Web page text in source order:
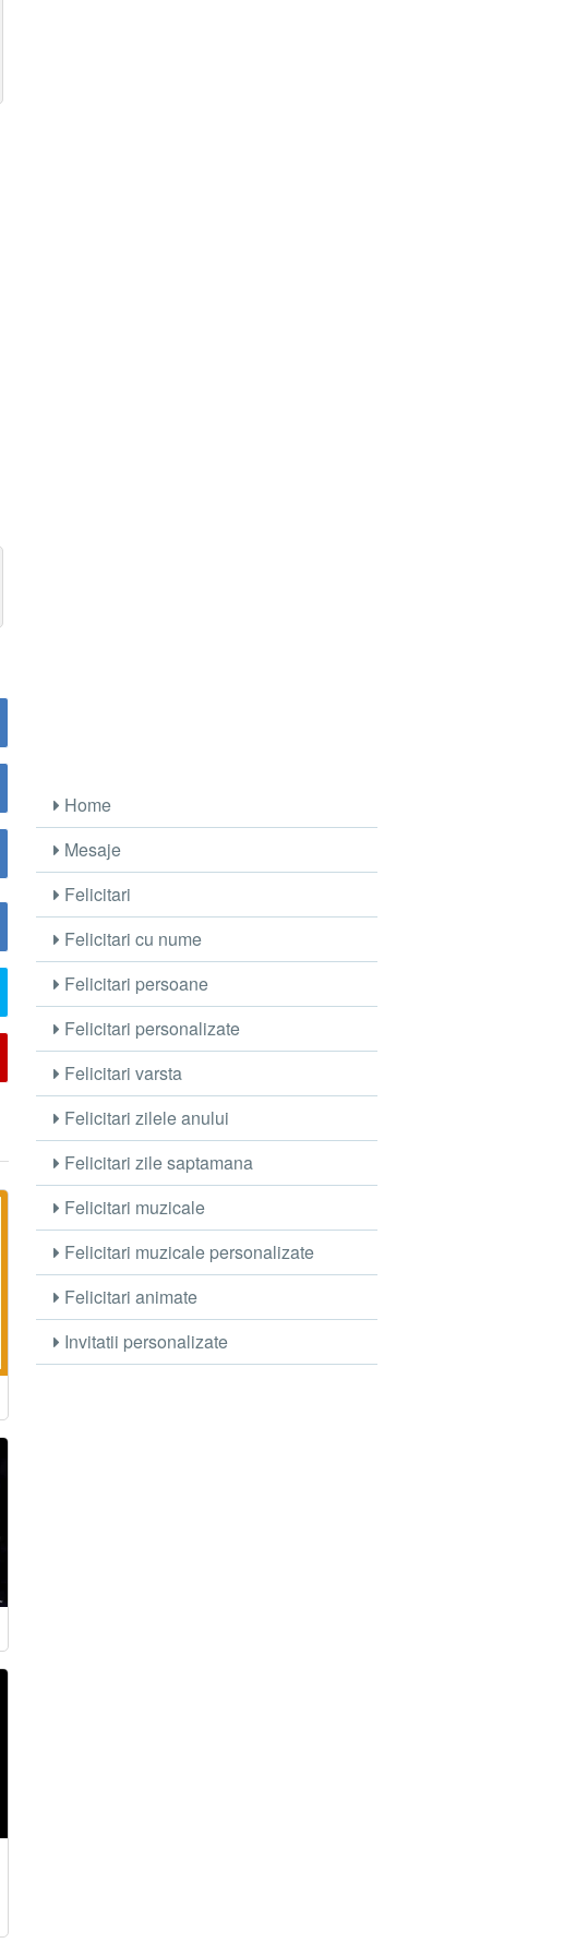
Home
Mesaje
Felicitari
Felicitari cu nume
Felicitari persoane
Felicitari personalizate
Felicitari varsta
Felicitari zilele anului
Felicitari zile saptamana
Felicitari muzicale
Felicitari muzicale personalizate
Felicitari animate
Invitatii personalizate